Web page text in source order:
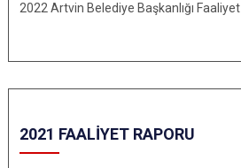
2022 Artvin Belediye Başkanlığı Faaliyet
2021 FAALİYET RAPORU